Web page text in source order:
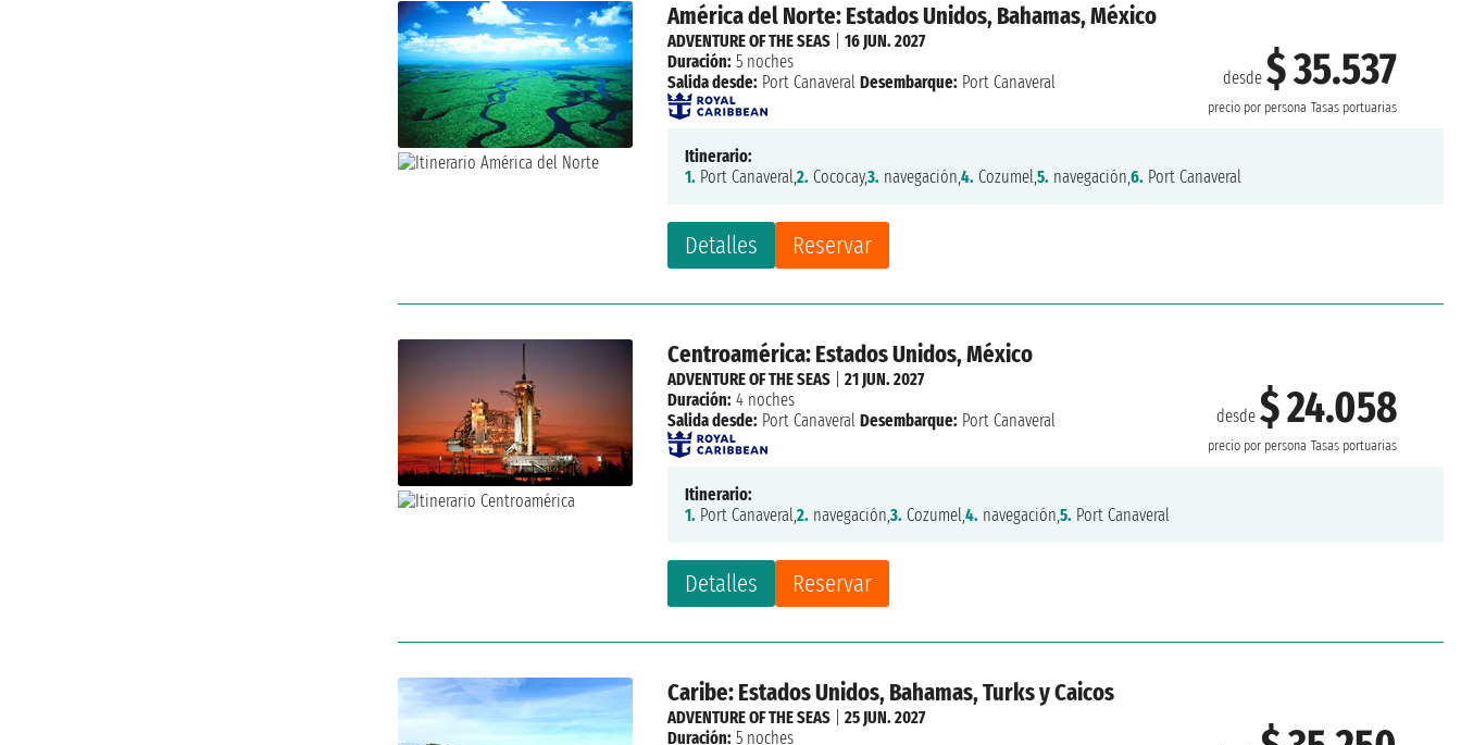
América del Norte: Estados Unidos, Bahamas, México
desde$ 35.537
precio por persona Tasas portuarias
Detalles Reservar
ADVENTURE OF THE SEAS |16 JUN. 2027
Duración: 5 noches
Salida desde: Port Canaveral Desembarque: Port Canaveral
Itinerario:
1. Port Canaveral,2. Cococay,3. navegación,4. Cozumel,5. navegación,6. Port Canaveral
Centroamérica: Estados Unidos, México
desde$ 24.058
precio por persona Tasas portuarias
Detalles Reservar
ADVENTURE OF THE SEAS |21 JUN. 2027
Duración: 4 noches
Salida desde: Port Canaveral Desembarque: Port Canaveral
Itinerario:
1. Port Canaveral,2. navegación,3. Cozumel,4. navegación,5. Port Canaveral
Caribe: Estados Unidos, Bahamas, Turks y Caicos
ADVENTURE OF THE SEAS |25 JUN. 2027
Duración: 5 noches